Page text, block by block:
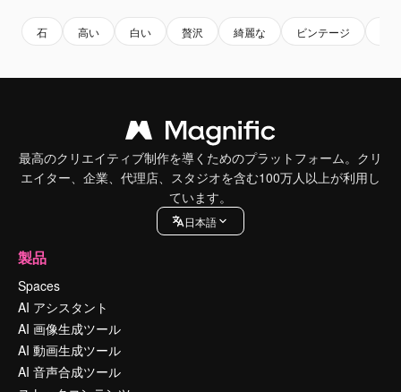
石 高い 白い 贅沢 綺麗な ビンテージ
最高のクリエイティブ制作を導くためのプラットフォーム。クリ
エイター、企業、代理店、スタジオを含む100万人以上が利用し
ています。
日本語
製品
Spaces
AI アシスタント
AI 画像生成ツール
AI 動画生成ツール
AI 音声合成ツール